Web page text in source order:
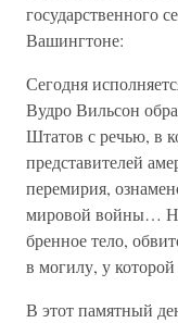
государственного
Вашингтоне:
Сегодня
Вудро Вильсон
Штатов с речью, в
представителей
перемирия,
мировой войны…
бренное тело,
в могилу, у
В этот памятный